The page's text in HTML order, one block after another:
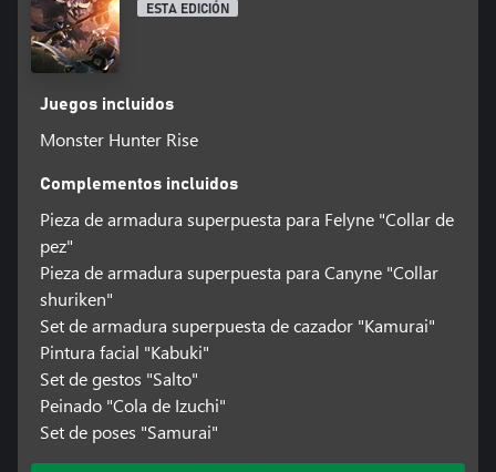
ESTA EDICIÓN
Juegos incluidos
Monster Hunter Rise
Complementos incluidos
Pieza de armadura superpuesta para Felyne "Collar de
pez"
Pieza de armadura superpuesta para Canyne "Collar
shuriken"
Set de armadura superpuesta de cazador "Kamurai"
Pintura facial "Kabuki"
Set de gestos "Salto"
Peinado "Cola de Izuchi"
Set de poses "Samurai"